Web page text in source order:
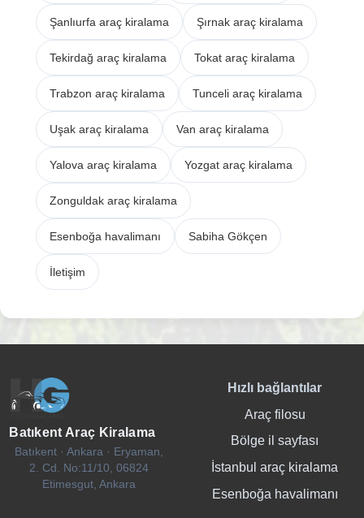
Şanlıurfa araç kiralama Şırnak araç kiralama
Tekirdağ araç kiralama Tokat araç kiralama
Trabzon araç kiralama Tunceli araç kiralama
Uşak araç kiralama Van araç kiralama
Yalova araç kiralama Yozgat araç kiralama
Zonguldak araç kiralama
Esenboğa havalimanı Sabiha Gökçen
İletişim
Batıkent Araç Kiralama
Batıkent · Ankara · Eryaman,
2. Cd. No:11/10, 06824
Etimesgut, Ankara
Hızlı bağlantılar
Araç filosu
Bölge il sayfası
İstanbul araç kiralama
Esenboğa havalimanı